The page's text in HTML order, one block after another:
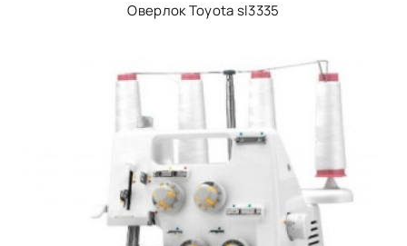
Оверлок Toyota sl3335